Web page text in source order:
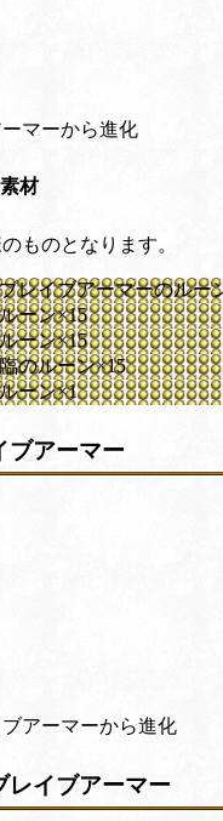
マーから進化
材
ものとなります。
レイブアーマーのルー
ーン×15
ーン×15
のルーン×15
ーン×1
ブアーマー
アーマーから進化
レイブアーマー